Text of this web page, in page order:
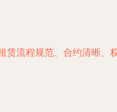
流程规范、合约清晰、